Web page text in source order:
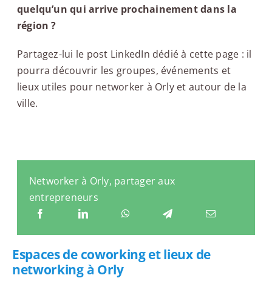
quelqu’un qui arrive prochainement dans la
région ?
Partagez-lui le post LinkedIn dédié à cette page : il
pourra découvrir les groupes, événements et
lieux utiles pour networker à Orly et autour de la
ville.
Networker à Orly, partager aux
entrepreneurs
Espaces de coworking et lieux de
networking à Orly